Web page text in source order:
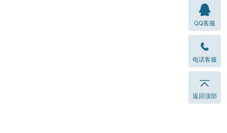
QQ客服
电话客服
返回顶部